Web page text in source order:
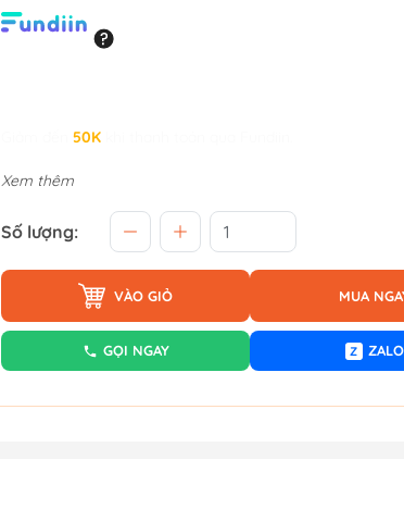
50K
Xem thêm
Số lượng:
VÀO GIỎ MUA
GỌI NGAY Z ZALO